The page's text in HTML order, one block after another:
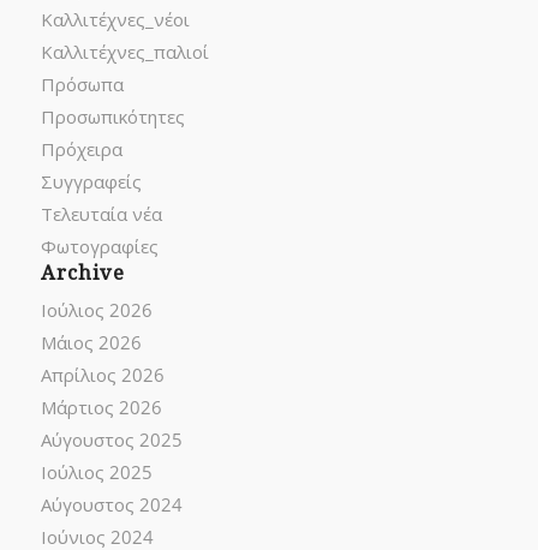
Καλλιτέχνες_νέοι
Καλλιτέχνες_παλιοί
Πρόσωπα
Προσωπικότητες
Πρόχειρα
Συγγραφείς
Τελευταία νέα
Φωτογραφίες
Archive
Ιούλιος 2026
Μάιος 2026
Απρίλιος 2026
Μάρτιος 2026
Αύγουστος 2025
Ιούλιος 2025
Αύγουστος 2024
Ιούνιος 2024